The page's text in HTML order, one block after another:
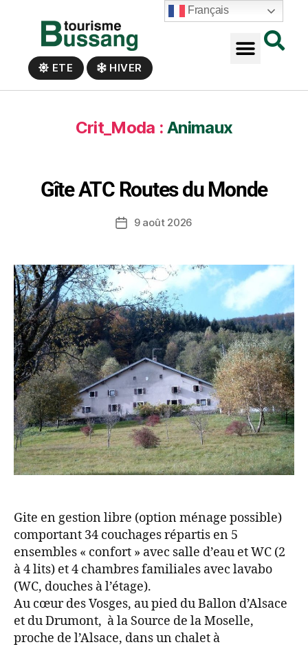
ETE HIVER
Crit_Moda : Animaux
Gîte ATC Routes du Monde
9 août 2026
Gite en gestion libre (option ménage possible)
comportant 34 couchages répartis en 5
ensembles « confort » avec salle d’eau et WC (2
à 4 lits) et 4 chambres familiales avec lavabo
(WC, douches à l’étage).
Au cœur des Vosges, au pied du Ballon d’Alsace
et du Drumont, à la Source de la Moselle,
proche de l’Alsace, dans un chalet à
Français
Panneau de gestion des cookies